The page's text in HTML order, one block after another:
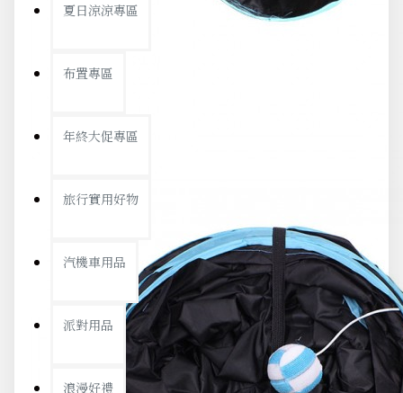
夏日涼涼專區
布置專區
年終大促專區
旅行實用好物
汽機車用品
派對用品
浪漫好禮